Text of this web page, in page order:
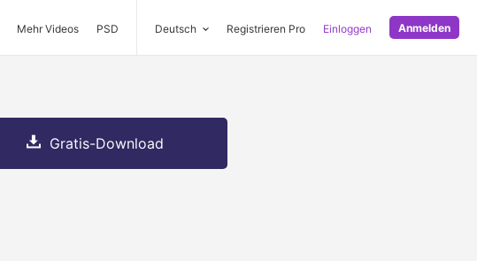
Mehr Videos PSD Deutsch Registrieren Pro Einloggen Anmelden
Gratis-Download